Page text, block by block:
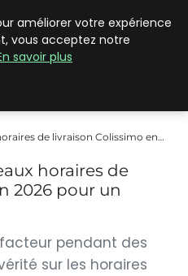
de livraison Colissimo en…
horaires de
2026 pour un
pendant des
sur les horaires
améliorer votre expérience
vous acceptez notre
savoir plus